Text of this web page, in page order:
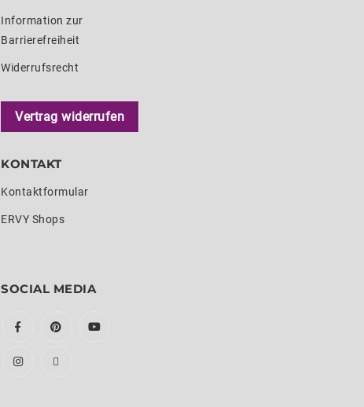
Information zur
Barrierefreiheit
Widerrufsrecht
Vertrag widerrufen
KONTAKT
Kontaktformular
ERVY Shops
SOCIAL MEDIA